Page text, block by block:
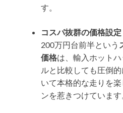
す。
コスパ抜群の価格設定
200万円台前半という
価格は、輸入ホット
ルと比較しても圧倒
いて本格的な走りを
ンを惹きつけています